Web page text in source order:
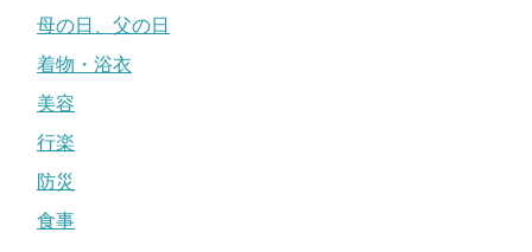
母の日、父の日
着物・浴衣
美容
行楽
防災
食事